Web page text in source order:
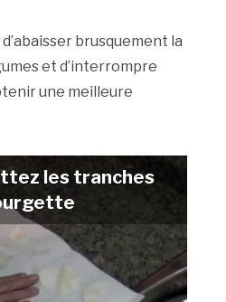
brusquement la
et d’interrompre
une meilleure
les tranches